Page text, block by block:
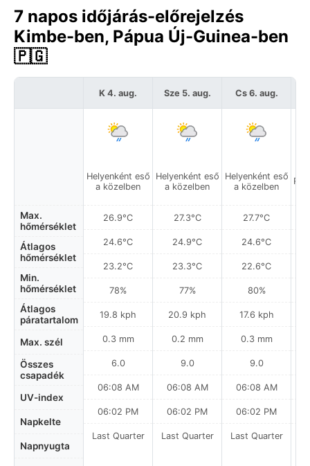
7 napos időjárás-előrejelzés
Kimbe-ben, Pápua Új-Guinea-ben
🇵🇬
Max.
hőmérséklet
Átlagos
hőmérséklet
Min.
hőmérséklet
Átlagos
páratartalom
Max. szél
Összes
csapadék
UV-index
Napkelte
Napnyugta
K 4. aug.
Helyenként eső
a közelben
26.9°C
24.6°C
23.2°C
78%
19.8 kph
0.3 mm
6.0
06:08 AM
06:02 PM
Last Quarter
Sze 5. aug.
Helyenként eső
a közelben
27.3°C
24.9°C
23.3°C
77%
20.9 kph
0.2 mm
9.0
06:08 AM
06:02 PM
Last Quarter
Cs 6. aug.
Helyenként eső
a közelben
27.7°C
24.6°C
22.6°C
80%
17.6 kph
0.3 mm
9.0
06:08 AM
06:02 PM
Last Quarter